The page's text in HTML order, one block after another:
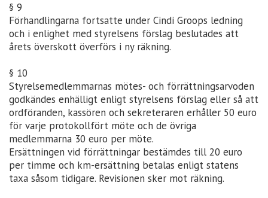
§ 9
Förhandlingarna fortsatte under Cindi Groops ledning
och i enlighet med styrelsens förslag beslutades att
årets överskott överförs i ny räkning.
§ 10
Styrelsemedlemmarnas mötes- och förrättningsarvoden
godkändes enhälligt enligt styrelsens förslag eller så att
ordföranden, kassören och sekreteraren erhåller 50 euro
för varje protokollfört möte och de övriga
medlemmarna 30 euro per möte.
Ersättningen vid förrättningar bestämdes till 20 euro
per timme och km-ersättning betalas enligt statens
taxa såsom tidigare. Revisionen sker mot räkning.